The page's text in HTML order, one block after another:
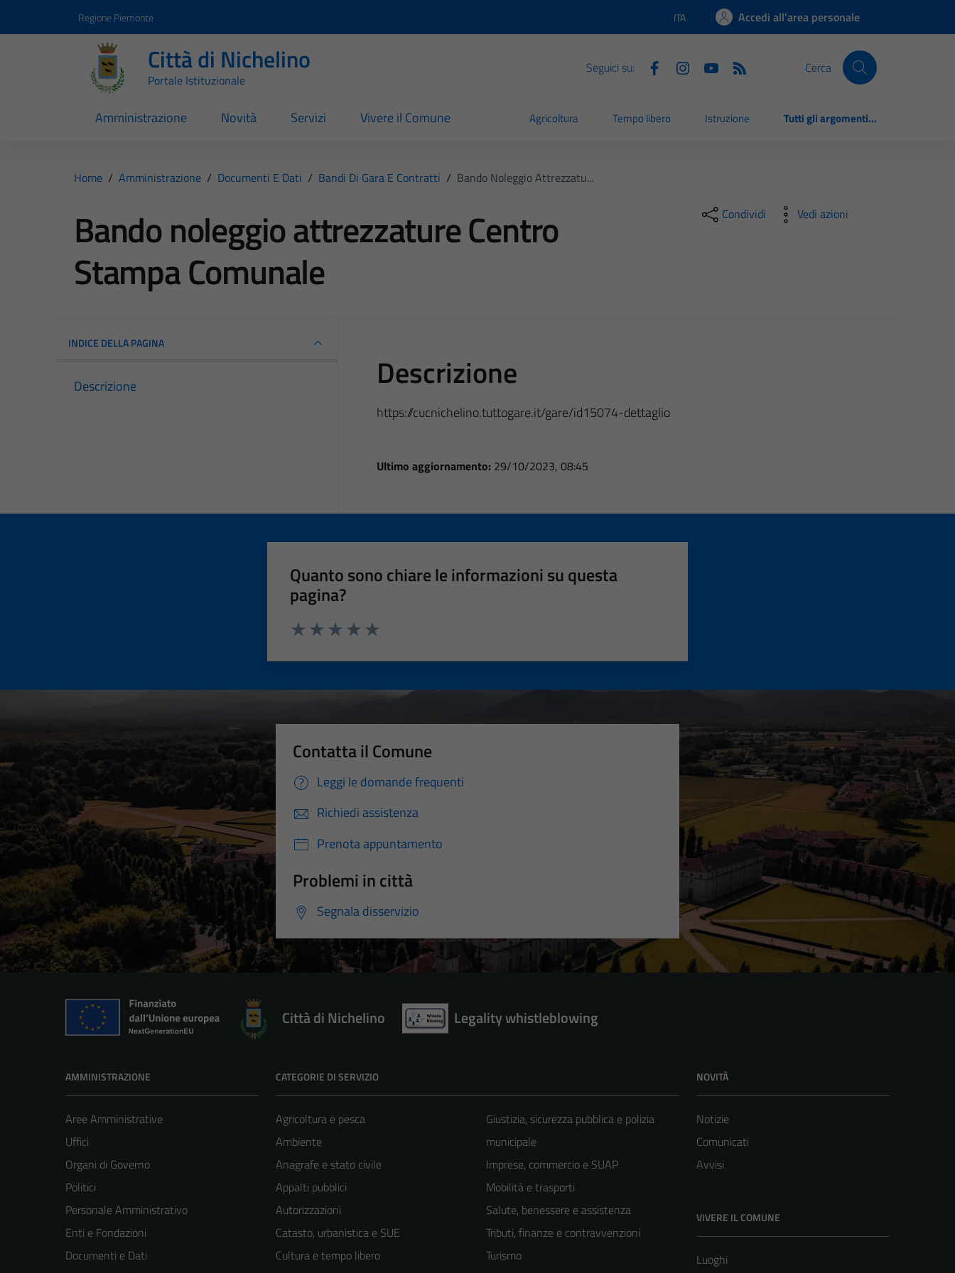
Regione Piemonte Lingua attiva:
ITA Accedi all'area personale
Città di Nichelino
Portale Istituzionale
Seguici su: Cerca
Amministrazione Novità Servizi Vivere il Comune Agricoltura Tempo libero Istruzione Tutti gli argomenti...
Home / Amministrazione / Documenti E Dati / Bandi Di Gara E Contratti / Bando Noleggio Attrezzatu...
Bando noleggio attrezzature Centro
Stampa Comunale
Condividi Vedi azioni
INDICE DELLA PAGINA
Descrizione Descrizione
https://cucnichelino.tuttogare.it/gare/id15074-dettaglio
Ultimo aggiornamento: 29/10/2023, 08:45
Quanto sono chiare le informazioni su questa
pagina?
Contatta il Comune
Leggi le domande frequenti
Richiedi assistenza
Prenota appuntamento
Problemi in città
Segnala disservizio
Città di Nichelino Legality whistleblowing
AMMINISTRAZIONE
Aree Amministrative
Uffici
Organi di Governo
Politici
Personale Amministrativo
Enti e Fondazioni
Documenti e Dati
CATEGORIE DI SERVIZIO
Agricoltura e pesca
Ambiente
Anagrafe e stato civile
Appalti pubblici
Autorizzazioni
Catasto, urbanistica e SUE
Cultura e tempo libero
Giustizia, sicurezza pubblica e polizia
municipale
Imprese, commercio e SUAP
Mobilità e trasporti
Salute, benessere e assistenza
Tributi, finanze e contravvenzioni
Turismo
NOVITÀ
Notizie
Comunicati
Avvisi
VIVERE IL COMUNE
Luoghi